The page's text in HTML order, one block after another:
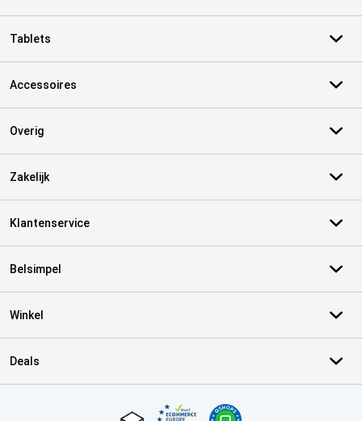
Tablets
Accessoires
Overig
Zakelijk
Klantenservice
Belsimpel
Winkel
Deals